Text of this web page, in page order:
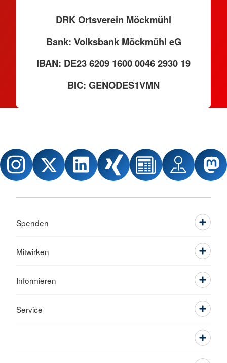
DRK Ortsverein Möckmühl
Bank: Volksbank Möckmühl eG
IBAN: DE23 6209 1600 0046 2930 19
BIC: GENODES1VMN
Spenden
Mitwirken
Informieren
Service